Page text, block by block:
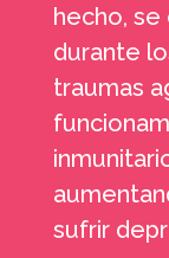
hecho,
durante
traumas
sufrir